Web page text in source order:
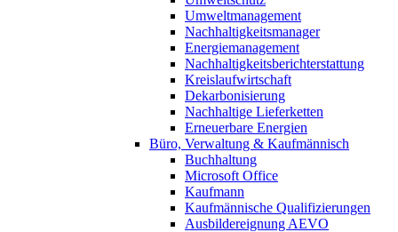
Umweltmanagement
Nachhaltigkeitsmanager
Energiemanagement
Nachhaltigkeitsberichterstattung
Kreislaufwirtschaft
Dekarbonisierung
Nachhaltige Lieferketten
Erneuerbare Energien
Büro, Verwaltung & Kaufmännisch
Buchhaltung
Microsoft Office
Kaufmann
Kaufmännische Qualifizierungen
Ausbildereignung AEVO